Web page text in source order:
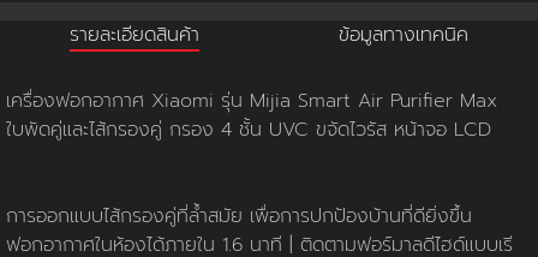
รายละเอียดสินค้า ข้อมูลทางเทคนิค
คณะกรรมการบริหาร
การคืนเงินและคืนสินค้า